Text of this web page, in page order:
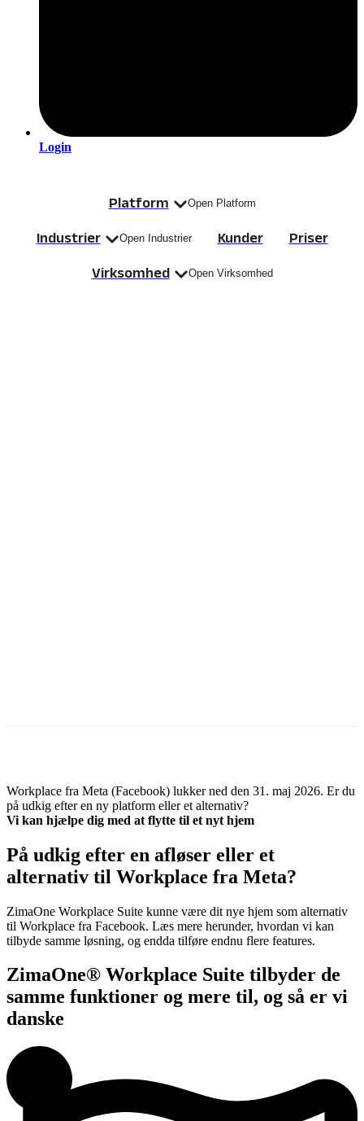
Login
Platform Open Platform
Industrier Open Industrier Kunder
Priser
Virksomhed
Open Virksomhed
Workplace fra Meta (Facebook) lukker ned den 31. maj 2026. Er du
på udkig efter en ny platform eller et alternativ?
Vi kan hjælpe dig med at flytte til et nyt hjem
På udkig efter en afløser eller et
alternativ til Workplace fra Meta?
ZimaOne Workplace Suite kunne være dit nye hjem som alternativ
til Workplace fra Facebook. Læs mere herunder, hvordan vi kan
tilbyde samme løsning, og endda tilføre endnu flere features.
ZimaOne® Workplace Suite tilbyder de
samme funktioner og mere til, og så er vi
danske